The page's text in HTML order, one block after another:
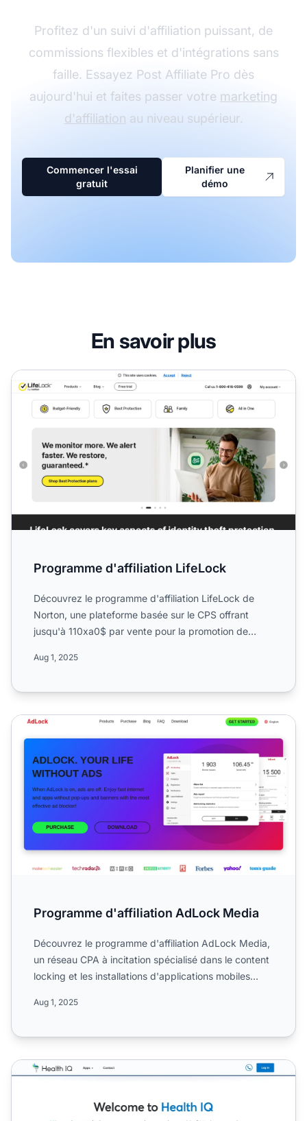
Profitez d'un suivi d'affiliation puissant, de
commissions flexibles et d'intégrations sans
faille. Essayez Post Affiliate Pro dès
aujourd'hui et faites passer votre marketing
d'affiliation au niveau supérieur.
Commencer l'essai
gratuit
Planifier une
démo
En savoir plus
Programme d'affiliation LifeLock
Programme d'affiliation LifeLock
Découvrez le programme d'affiliation LifeLock de
Norton, une plateforme basée sur le CPS offrant
jusqu'à 110xa0$ par vente pour la promotion de
Aug 1, 2025
Programme d'affiliation AdLock Media
Programme d'affiliation AdLock Media
Découvrez le programme d'affiliation AdLock Media,
un réseau CPA à incitation spécialisé dans le content
locking et les installations d'applications mobiles
Aug 1, 2025
Programme d'affiliation Health IQ